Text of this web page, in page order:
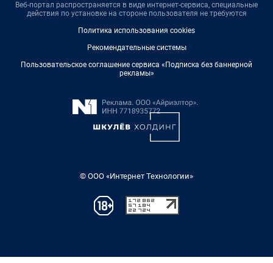
Веб-портал распространяется в виде интернет-сервиса, специальные
действия по установке на стороне пользователя не требуются
Политика использования cookies
Рекомендательные системы
Пользовательское соглашение сервиса «Подписка без баннерной
рекламы»
© ООО «Интернет Технологии»